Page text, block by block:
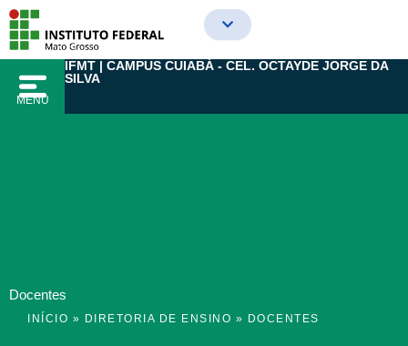
para
conteúdo
MENU
IFMT | CAMPUS CUIABÁ - CEL. OCTAYDE JORGE DA
SILVA
Docentes
INÍCIO » DIRETORIA DE ENSINO » DOCENTES